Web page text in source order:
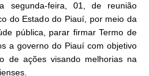
segunda-feira, 01, de reunião
do Estado do Piauí, por meio da
pública, parar firmar Termo de
a governo do Piauí com objetivo
de ações visando melhorias na